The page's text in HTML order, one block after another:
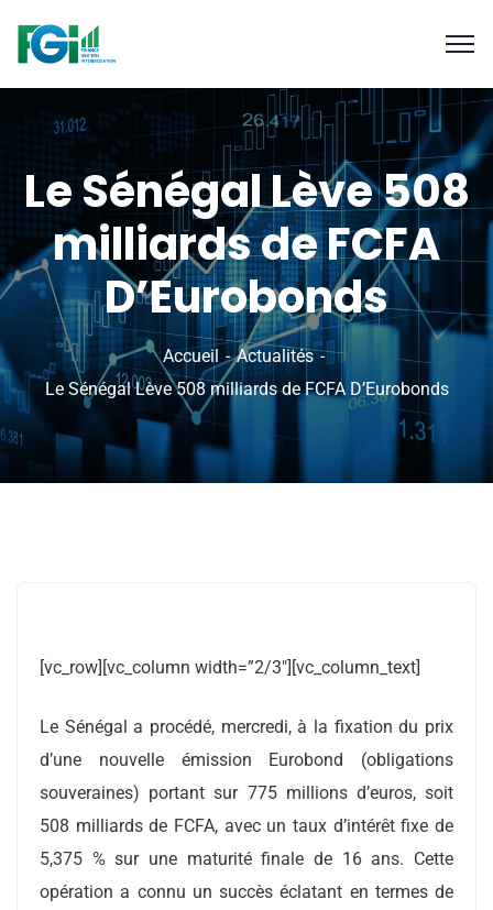
Le Sénégal Lève 508
milliards de FCFA
D’Eurobonds
Accueil
Actualités
Le Sénégal Lève 508 milliards de FCFA D’Eurobonds
[vc_row][vc_column width=”2/3″][vc_column_text]
Le Sénégal a procédé, mercredi, à la fixation du prix
d’une nouvelle émission Eurobond (obligations
souveraines) portant sur 775 millions d’euros, soit
508 milliards de FCFA, avec un taux d’intérêt fixe de
5,375 % sur une maturité finale de 16 ans. Cette
opération a connu un succès éclatant en termes de